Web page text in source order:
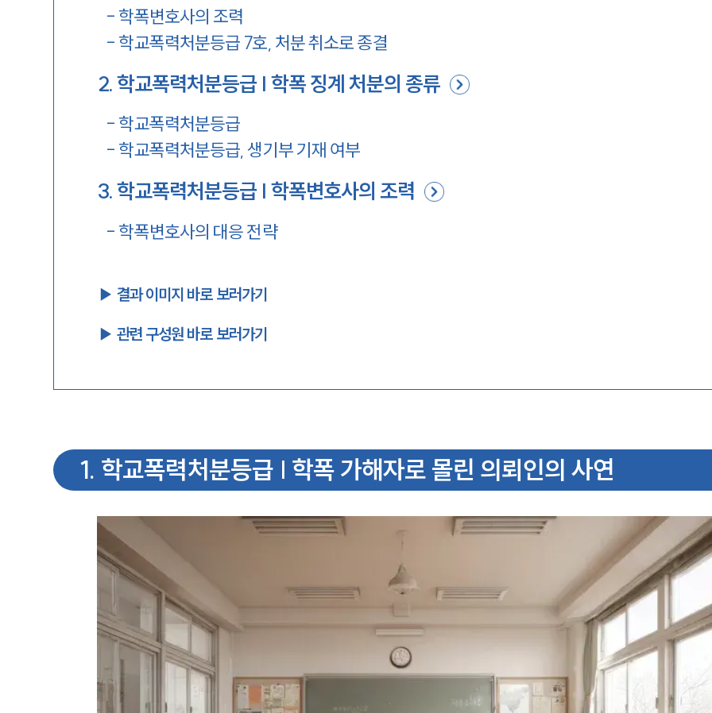
- 학폭변호사의 조력
- 학교폭력처분등급 7호, 처분 취소로 종결
2.학교폭력처분등급 | 학폭 징계 처분의 종류
- 학교폭력처분등급
- 학교폭력처분등급, 생기부 기재 여부
3.학교폭력처분등급 | 학폭변호사의 조력
- 학폭변호사의 대응 전략
▶︎ 결과 이미지 바로 보러가기
▶︎ 관련 구성원 바로 보러가기
1. 학교폭력처분등급 | 학폭 가해자로 몰린 의뢰인의 사연